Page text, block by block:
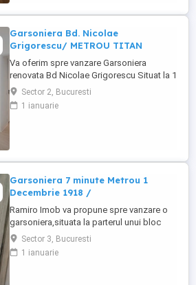
...
Garsoniera Bd. Nicolae
Grigorescu/ METROU TITAN
Va oferim spre vanzare Garsoniera
renovata Bd Nicolae Grigorescu Situat la 1
minut de statia de Metrou Titan Etaj 6 din
10 An 1987 Suprafata utila 25 mp Mobilat
si utilat Bloc in curs de anvelopare
Sector 2, Bucuresti
1 ianuarie
Garsoniera 7 minute Metrou 1
Decembrie 1918 /
Ramiro Imob va propune spre vanzare o
garsoniera,situata la parterul unui bloc
reabilitat termic. Caracteristici: -parter
inalt/10 -bloc reabilitat termic -renovata
complet in 2025 -dispune de boiler la baie
Sector 3, Bucuresti
1 ianuarie